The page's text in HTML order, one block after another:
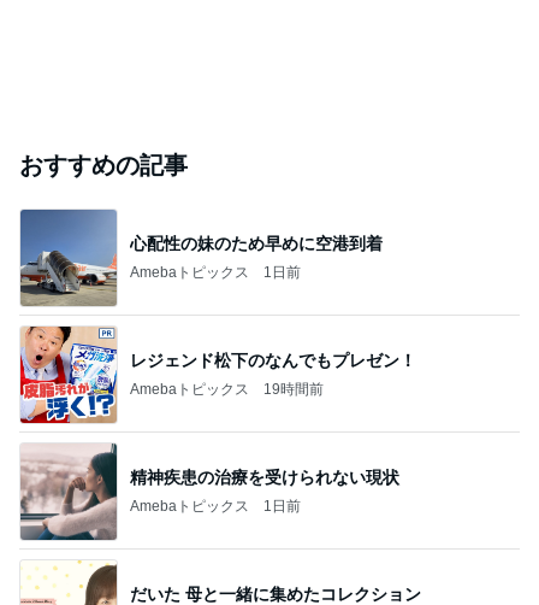
おすすめの記事
心配性の妹のため早めに空港到着
Amebaトピックス 1日前
レジェンド松下のなんでもプレゼン！
Amebaトピックス 19時間前
精神疾患の治療を受けられない現状
Amebaトピックス 1日前
だいた 母と一緒に集めたコレクション